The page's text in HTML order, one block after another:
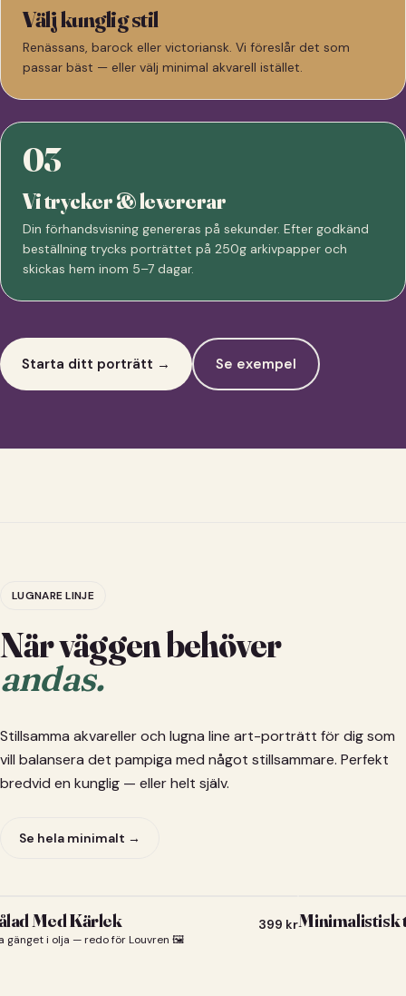
Välj kunglig stil
Renässans, barock eller victoriansk. Vi föreslår det som
passar bäst — eller välj minimal akvarell istället.
03
Vi trycker & levererar
Din förhandsvisning genereras på sekunder. Efter godkänd
beställning trycks porträttet på 250g arkivpapper och
skickas hem inom 5–7 dagar.
Starta ditt porträtt → Se exempel
LUGNARE LINJE
När väggen behöver
andas.
Stillsamma akvareller och lugna line art-porträtt för dig som
vill balansera det pampiga med något stillsammare. Perfekt
bredvid en kunglig — eller helt själv.
Se hela minimalt →
Med Kärlek
gänget i olja — redo för Louvren 🖼️
399 krMinimalistisk